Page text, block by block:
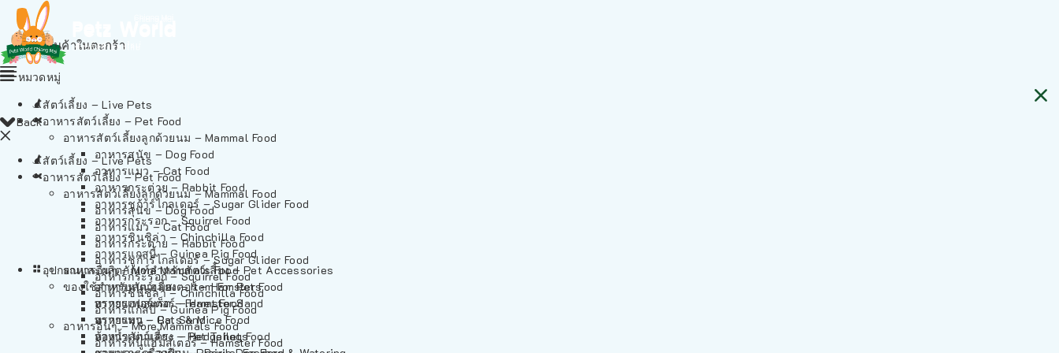
ไม่มีสินค้าในตะกร้า
Back
สัตว์เลี้ยง – Live Pets
อาหารสัตว์เลี้ยง – Pet Food
อาหารสัตว์เลี้ยงลูกด้วยนม – Mammal Food
อาหารสุนัข – Dog Food
อาหารแมว – Cat Food
อาหารกระต่าย – Rabbit Food
อาหารชูก้าร์ไกลเดอร์ – Sugar Glider Food
อาหารกระรอก – Squirrel Food
อาหารชินชิล่า – Chinchilla Food
อาหารแกสบี้ – Guinea Pig Food
อาหารอื่นๆ – More Mammals Food
อาหารหนูแฮมสเตอร์ – Hamster Food
หมวดหมู่
สัตว์เลี้ยง – Live Pets
อาหารสัตว์เลี้ยง – Pet Food
อาหารสัตว์เลี้ยงลูกด้วยนม – Mammal Food
อาหารสุนัข – Dog Food
อาหารแมว – Cat Food
อาหารกระต่าย – Rabbit Food
อาหารชูก้าร์ไกลเดอร์ – Sugar Glider Food
อาหารกระรอก – Squirrel Food
อาหารชินชิล่า – Chinchilla Food
อาหารแกสบี้ – Guinea Pig Food
อาหารอื่นๆ – More Mammals Food
อาหารหนูแฮมสเตอร์ – Hamster Food
อาหารเฟอร์เร็ต – Ferret Food
อาหารหนู – Rats & Mice Food
อาหารเม่นแคระ – Hedgehog Food
อุปกรณและผลิตภัณฑ์สำหรับสัตว์เลี้ยง – Pet Accessories
ของใช้สำหรับสัตว์เลี้ยง – Item For Pets
ทรายแฮมสเตอร์ – Hamster Sand
ทรายแมว – Cat Sand
ห้องน้ำสัตว์เลี้ยง – Pet Toilets